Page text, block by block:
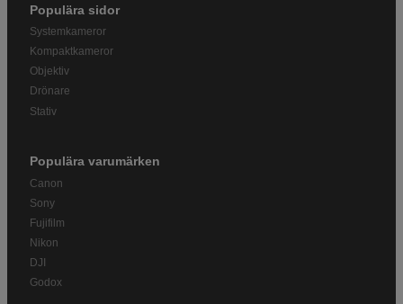
Populära sidor
Systemkameror
Kompaktkameror
Objektiv
Drönare
Stativ
Populära varumärken
Canon
Sony
Fujifilm
Nikon
DJI
Godox